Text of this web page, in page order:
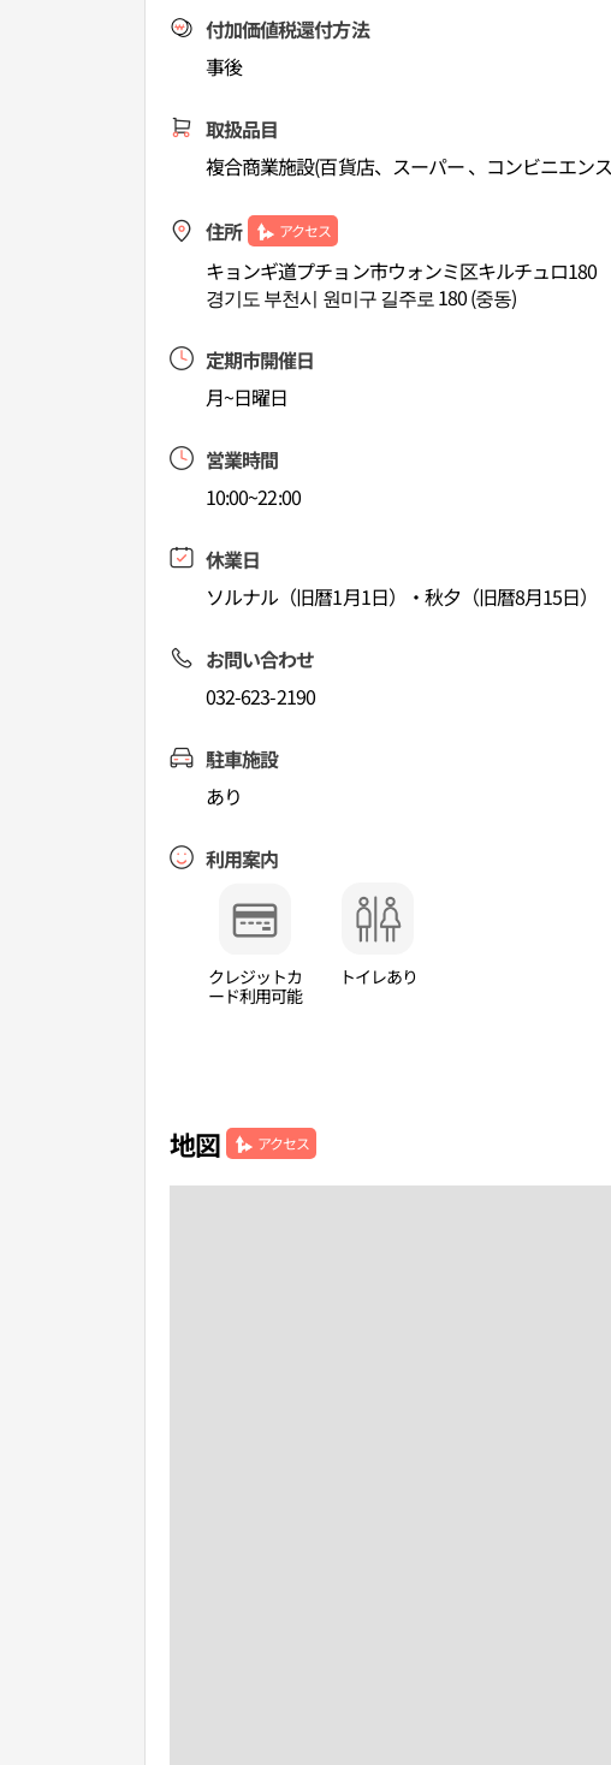
付加価値税還付方法
事後
取扱品目
複合商業施設(百貨店、スーパー 、コンビニエン
住所 アクセス
キョンギ道プチョン市ウォンミ区キルチュロ180
경기도 부천시 원미구 길주로 180 (중동)
定期市開催日
月~日曜日
営業時間
10:00~22:00
休業日
ソルナル（旧暦1月1日）・秋夕（旧暦8月15日）
お問い合わせ
032-623-2190
駐車施設
あり
利用案内
クレジットカ
ード利用可能
トイレあり
地図 アクセス